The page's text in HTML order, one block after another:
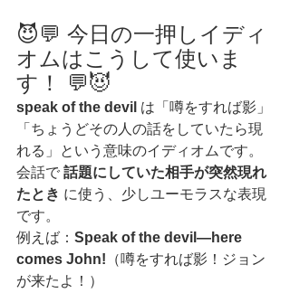
😈💬 今日の一押しイディ
オムはこうして使いま
す！ 💬😈
speak of the devil は「噂をすれば影」
「ちょうどその人の話をしていたら現
れる」という意味のイディオムです。
会話で 話題にしていた相手が突然現れ
たとき に使う、少しユーモラスな表現
です。
例えば： Speak of the devil—here
comes John! （噂をすれば影！ジョン
が来たよ！）